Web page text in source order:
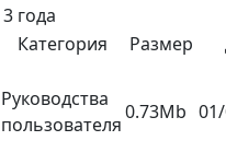
3 года
Категория Размер
Руководства
пользователя
0.73Mb